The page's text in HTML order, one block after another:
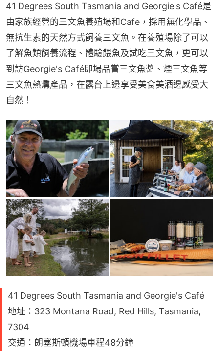
41 Degrees South Tasmania and Georgie's Café是
由家族經營的三文魚養殖場和Cafe，採用無化學品、
無抗生素的天然方式飼養三文魚。在養殖場除了可以
了解魚類飼養流程、體驗餵魚及試吃三文魚，更可以
到訪Georgie's Café即場品嘗三文魚醬、煙三文魚等
三文魚熱燻產品，在露台上邊享受美食美酒邊感受大
自然！
41 Degrees South Tasmania and Georgie's Café
地址：323 Montana Road, Red Hills, Tasmania,
7304
交通：朗塞斯頓機場車程48分鐘